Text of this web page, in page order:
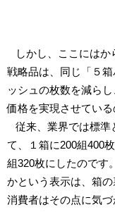
しかし、ここにはか
戦略品は、同じ「５
ッシュの枚数を減ら
価格を実現させている
従来、業界では標準
て、１箱に200組400
組320枚にしたのです
かという表示は、箱
消費者はその点に気